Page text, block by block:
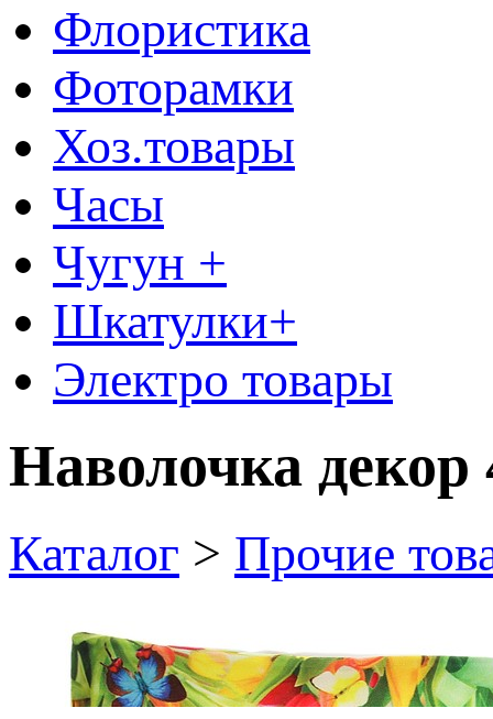
Флористика
Фоторамки
Хоз.товары
Часы
Чугун +
Шкатулки+
Электро товары
Наволочка декор
Каталог > Прочие